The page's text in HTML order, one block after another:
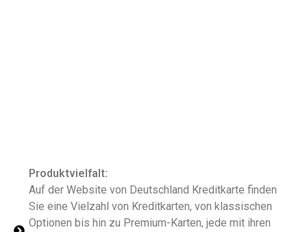
Produktvielfalt:
Auf der Website von Deutschland Kreditkarte finden
Sie eine Vielzahl von Kreditkarten, von klassischen
Optionen bis hin zu Premium-Karten, jede mit ihren